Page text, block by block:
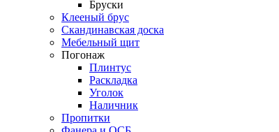
Бруски
Клееный брус
Скандинавская доска
Мебельный щит
Погонаж
Плинтус
Раскладка
Уголок
Наличник
Пропитки